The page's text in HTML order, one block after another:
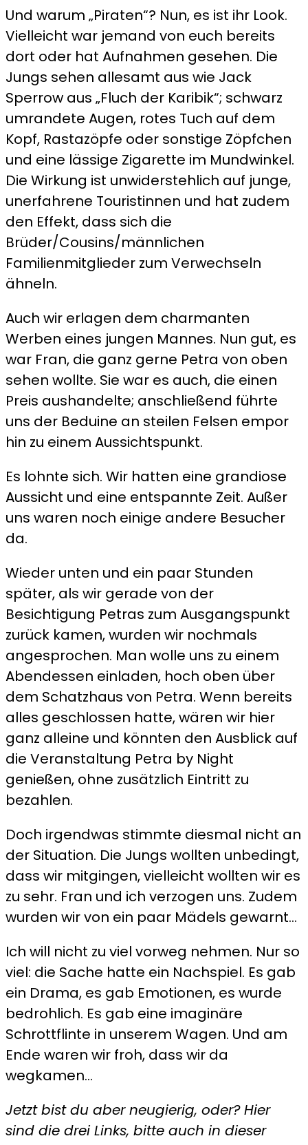
Und warum „Piraten“? Nun, es ist ihr Look.
Vielleicht war jemand von euch bereits
dort oder hat Aufnahmen gesehen. Die
Jungs sehen allesamt aus wie Jack
Sperrow aus „Fluch der Karibik“; schwarz
umrandete Augen, rotes Tuch auf dem
Kopf, Rastazöpfe oder sonstige Zöpfchen
und eine lässige Zigarette im Mundwinkel.
Die Wirkung ist unwiderstehlich auf junge,
unerfahrene Touristinnen und hat zudem
den Effekt, dass sich die
Brüder/Cousins/männlichen
Familienmitglieder zum Verwechseln
ähneln.
Auch wir erlagen dem charmanten
Werben eines jungen Mannes. Nun gut, es
war Fran, die ganz gerne Petra von oben
sehen wollte. Sie war es auch, die einen
Preis aushandelte; anschließend führte
uns der Beduine an steilen Felsen empor
hin zu einem Aussichtspunkt.
Es lohnte sich. Wir hatten eine grandiose
Aussicht und eine entspannte Zeit. Außer
uns waren noch einige andere Besucher
da.
Wieder unten und ein paar Stunden
später, als wir gerade von der
Besichtigung Petras zum Ausgangspunkt
zurück kamen, wurden wir nochmals
angesprochen. Man wolle uns zu einem
Abendessen einladen, hoch oben über
dem Schatzhaus von Petra. Wenn bereits
alles geschlossen hatte, wären wir hier
ganz alleine und könnten den Ausblick auf
die Veranstaltung Petra by Night
genießen, ohne zusätzlich Eintritt zu
bezahlen.
Doch irgendwas stimmte diesmal nicht an
der Situation. Die Jungs wollten unbedingt,
dass wir mitgingen, vielleicht wollten wir es
zu sehr. Fran und ich verzogen uns. Zudem
wurden wir von ein paar Mädels gewarnt…
Ich will nicht zu viel vorweg nehmen. Nur so
viel: die Sache hatte ein Nachspiel. Es gab
ein Drama, es gab Emotionen, es wurde
bedrohlich. Es gab eine imaginäre
Schrottflinte in unserem Wagen. Und am
Ende waren wir froh, dass wir da
wegkamen…
Jetzt bist du aber neugierig, oder? Hier
sind die drei Links, bitte auch in dieser